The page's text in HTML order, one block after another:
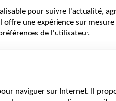
pour suivre l'actualité,
une expérience sur
de l'utilisateur.
naviguer sur Internet. Il